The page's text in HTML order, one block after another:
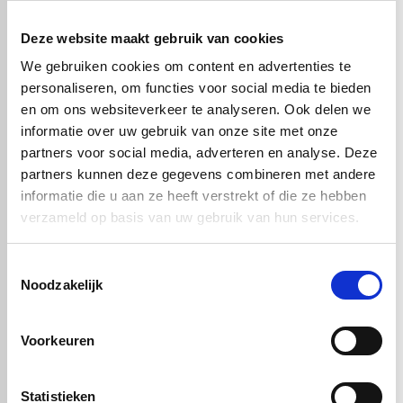
Deze website maakt gebruik van cookies
We gebruiken cookies om content en advertenties te
personaliseren, om functies voor social media te bieden
en om ons websiteverkeer te analyseren. Ook delen we
informatie over uw gebruik van onze site met onze
partners voor social media, adverteren en analyse. Deze
partners kunnen deze gegevens combineren met andere
informatie die u aan ze heeft verstrekt of die ze hebben
verzameld op basis van uw gebruik van hun services.
Noodzakelijk
Voorkeuren
Statistieken
personRedactie Vos Kunststoffen
Gerecyclede kunststof eindproducten